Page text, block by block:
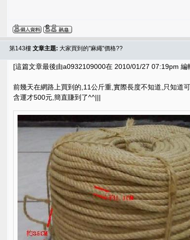
第143樓 文章主題: 大家買到的"麻繩"價格??
[這篇文章最後由a0932109000在 2010/01/27 07:19pm 編
前幾天在網路上買到的,11公斤重,實際長度不知道,只知道
含運才500元,簡直賺到了^^|||